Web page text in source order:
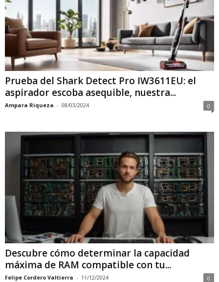
Prueba del Shark Detect Pro IW3611EU: el
aspirador escoba asequible, nuestra...
Ampara Riqueza - 08/03/2024 0
Descubre cómo determinar la capacidad
máxima de RAM compatible con tu...
Felipe Cordero Valtierra - 11/12/2024 0